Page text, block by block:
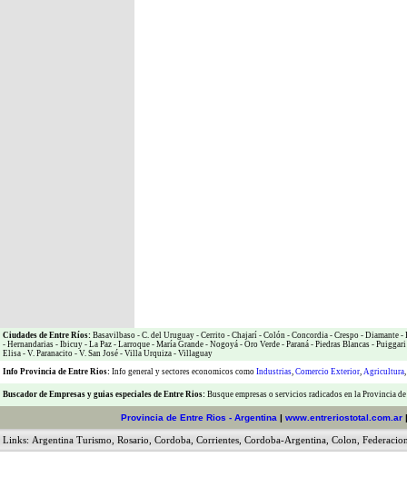
Ciudades de Entre Ríos: Basavilbaso - C. del Uruguay - Cerrito - Chajarí - Colón - Concordia - Crespo - Diamante -
- Hernandarias - Ibicuy - La Paz - Larroque - María Grande - Nogoyá - Oro Verde - Paraná - Piedras Blancas - Puiggari
Elisa - V. Paranacito - V. San José - Villa Urquiza - Villaguay
Info Provincia de Entre Rios: Info general y sectores economicos como Industrias, Comercio Exterior, Agricultura,
Buscador de Empresas y guias especiales de Entre Rios: Busque empresas o servicios radicados en la Provincia
Provincia de Entre Rios - Argentina | www.entreriostotal.com.ar
Links: Argentina Turismo Rosario Cordoba Corrientes Cordoba-Argentina Colon